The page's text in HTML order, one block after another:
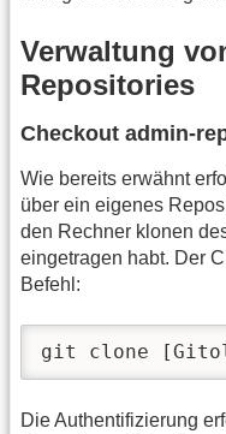
Verwaltung
Repositories
Checkout admin-
Wie bereits erwähnt
über ein eigenes
den Rechner klonen
eingetragen habt. Der
Befehl:
git clone
Die Authentifizierung